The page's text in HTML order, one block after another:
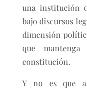
una institución
bajo discursos
dimensión
que
constitución.
Y no es que